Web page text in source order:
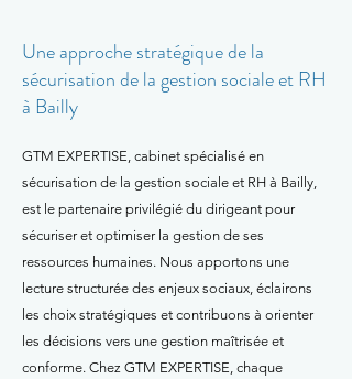
Une approche stratégique de la
sécurisation de la gestion sociale et RH
à Bailly
GTM EXPERTISE, cabinet spécialisé en
sécurisation de la gestion sociale et RH à Bailly,
est le partenaire privilégié du dirigeant pour
sécuriser et optimiser la gestion de ses
ressources humaines. Nous apportons une
lecture structurée des enjeux sociaux, éclairons
les choix stratégiques et contribuons à orienter
les décisions vers une gestion maîtrisée et
conforme. Chez GTM EXPERTISE, chaque